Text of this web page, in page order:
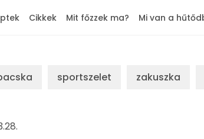
Cikkek Mit főzzek ma? Mi van a
sportszelet zakuszka